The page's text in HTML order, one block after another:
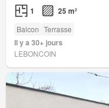
1 25 m²
Balcon Terrasse
Il y a 30+ jours
LEBONCOIN